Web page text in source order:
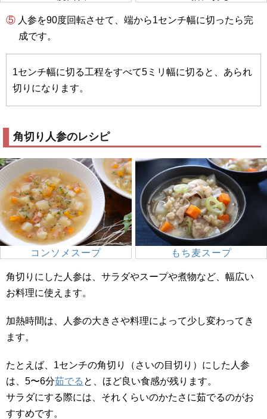
⑤ 人参を90度回転させて、端から1センチ幅に切ったら完
成です。
1センチ幅に切る工程をすべて5ミリ幅に切ると、あられ
切りになります。
角切り人参のレシピ
コンソメスープ もち麦スープ
角切りにした人参は、サラダやスープや煮物など、幅広い
お料理に使えます。
加熱時間は、人参の大きさや料理によって少し変わってき
ます。
たとえば、1センチの角切り（さいの目切り）にした人参
は、5〜6分茹でる と、ほど良い食感が残ります。
サラダにする際には、それくらいのかたさに茹でるのがお
すすめです。